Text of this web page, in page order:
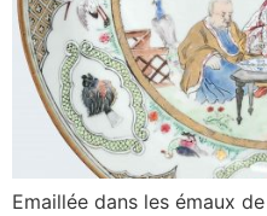
Emaillée dans les émaux